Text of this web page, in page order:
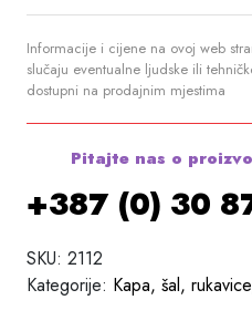
Informacije i cijene na ovoj web
slučaju eventualne ljudske ili
dostupni na prodajnim mjestima
Pitajte nas o
+387 (0) 30
SKU: 2112
Kategorije: Kapa, šal, rukavice